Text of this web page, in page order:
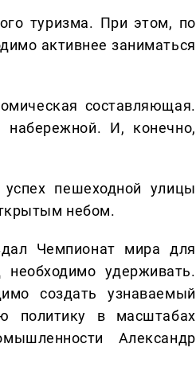
туризма. При этом, по
активнее заниматься
составляющая.
набережной. И, конечно,
пешеходной улицы
небом.
Чемпионат мира для
необходимо удерживать.
создать узнаваемый
политику в масштабах
Александр